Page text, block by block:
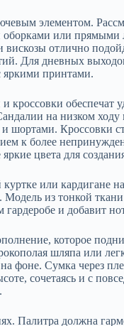
элементом.
оборками или прямыми
вискозы отлично
Для дневных
яркими принтами.
кроссовки обеспечат
на низком
и шортами. Кроссовки
к более
цвета для
куртке или кардигане
Модель из тонкой
и добавит
которое
шляпа или
фоне. Сумка через
сочетаясь и с
Палитра должна